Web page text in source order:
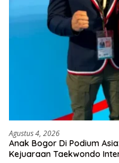
Agustus 4, 2026
Anak Bogor Di Podium
Kejuaraan Taekwondo